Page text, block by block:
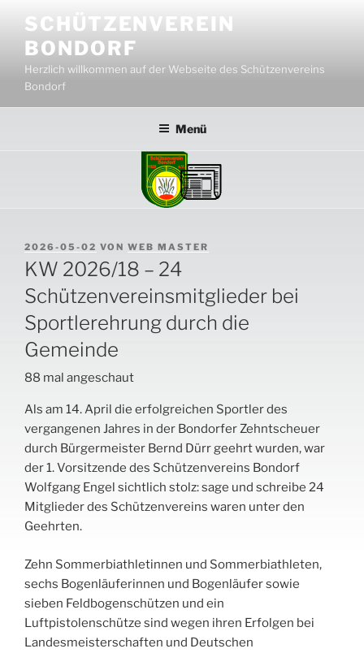
Inhalt
springen
SCHÜTZENVEREIN
BONDORF
Herzlich willkommen auf der Webseite des Schützenvereins
Bondorf
Menü
VERÖFFENTLICHT
AM
2026-05-02 VON WEB MASTER
KW 2026/18 – 24
Schützenvereinsmitglieder bei
Sportlerehrung durch die
Gemeinde
88 mal angeschaut
Als am 14. April die erfolgreichen Sportler des
vergangenen Jahres in der Bondorfer Zehntscheuer
durch Bürgermeister Bernd Dürr geehrt wurden, war
der 1. Vorsitzende des Schützenvereins Bondorf
Wolfgang Engel sichtlich stolz: sage und schreibe 24
Mitglieder des Schützenvereins waren unter den
Geehrten.
Zehn Sommerbiathletinnen und Sommerbiathleten,
sechs Bogenläuferinnen und Bogenläufer sowie
sieben Feldbogenschützen und ein
Luftpistolenschütze sind wegen ihren Erfolgen bei
Landesmeisterschaften und Deutschen